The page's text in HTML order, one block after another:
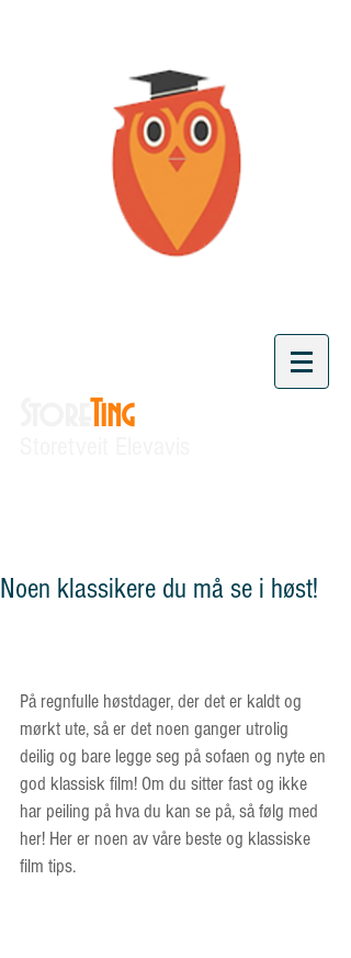
Ting
Noen klassikere du må se i høst!
På regnfulle høstdager, der det er kaldt og
mørkt ute, så er det noen ganger utrolig
deilig og bare legge seg på sofaen og nyte en
god klassisk film! Om du sitter fast og ikke
har peiling på hva du kan se på, så følg med
her! Her er noen av våre beste og klassiske
film tips.